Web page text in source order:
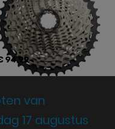
94,99
van
17 augustus